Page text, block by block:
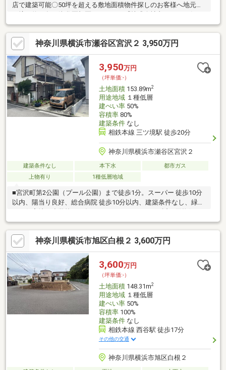
店で建築可能〇50坪を超える敷地面積物件探しのお客様へ地元三
ください。地域密着でやってきたからこそお伝えできることがあ
るかもしれません。ぜひお気軽にお立ち寄りください。
神奈川県横浜市瀬谷区宮沢２ 3,950万円
3,950万円
（坪単価:-）
土地面積153.89m2
用途地域１種低層
建ぺい率50%
容積率80%
建築条件なし
相鉄本線 三ツ境駅 徒歩20分
神奈川県横浜市瀬谷区宮沢２
建築条件なし 本下水
都市ガス
上物有り
1種低層地域
■宮沢町第2公園（プール公園）まで徒歩1分。スーパー 徒歩10分
以内、陽当り良好、総合病院 徒歩10分以内、建築条件なし、緑豊
良好■南側隣地は平屋建てのため陽当たり眺望良好
神奈川県横浜市旭区白根２ 3,600万円
3,600万円
（坪単価:-）
土地面積148.31m2
用途地域１種低層
建ぺい率50%
容積率100%
建築条件なし
相鉄本線 西谷駅 徒歩17分
その他の交通
神奈川県横浜市旭区白根２